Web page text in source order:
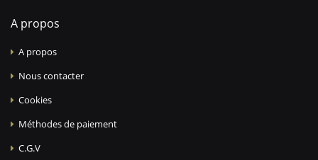
A propos
A propos
Nous contacter
Cookies
Méthodes de paiement
C.G.V